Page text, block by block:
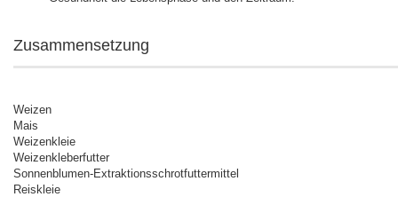
Zusammensetzung
Weizen
Mais
Weizenkleie
Weizenkleberfutter
Sonnenblumen-Extraktionsschrotfuttermittel
Reiskleie